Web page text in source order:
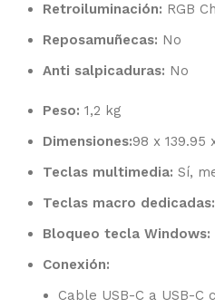
Retroiluminación: RGB
Reposamuñecas: No
Anti salpicaduras: No
Peso: 1,2 kg
Dimensiones:98 x 139.95
Teclas multimedia: Sí,
Teclas macro dedicadas:
Bloqueo tecla Windows:
Conexión:
Cable USB-C a USB-C